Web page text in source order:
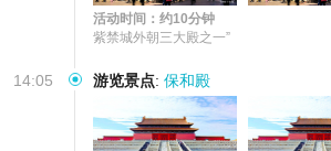
活动时间：约10分钟
紫禁城外朝三大殿之一”
14:05 游览景点: 保和殿